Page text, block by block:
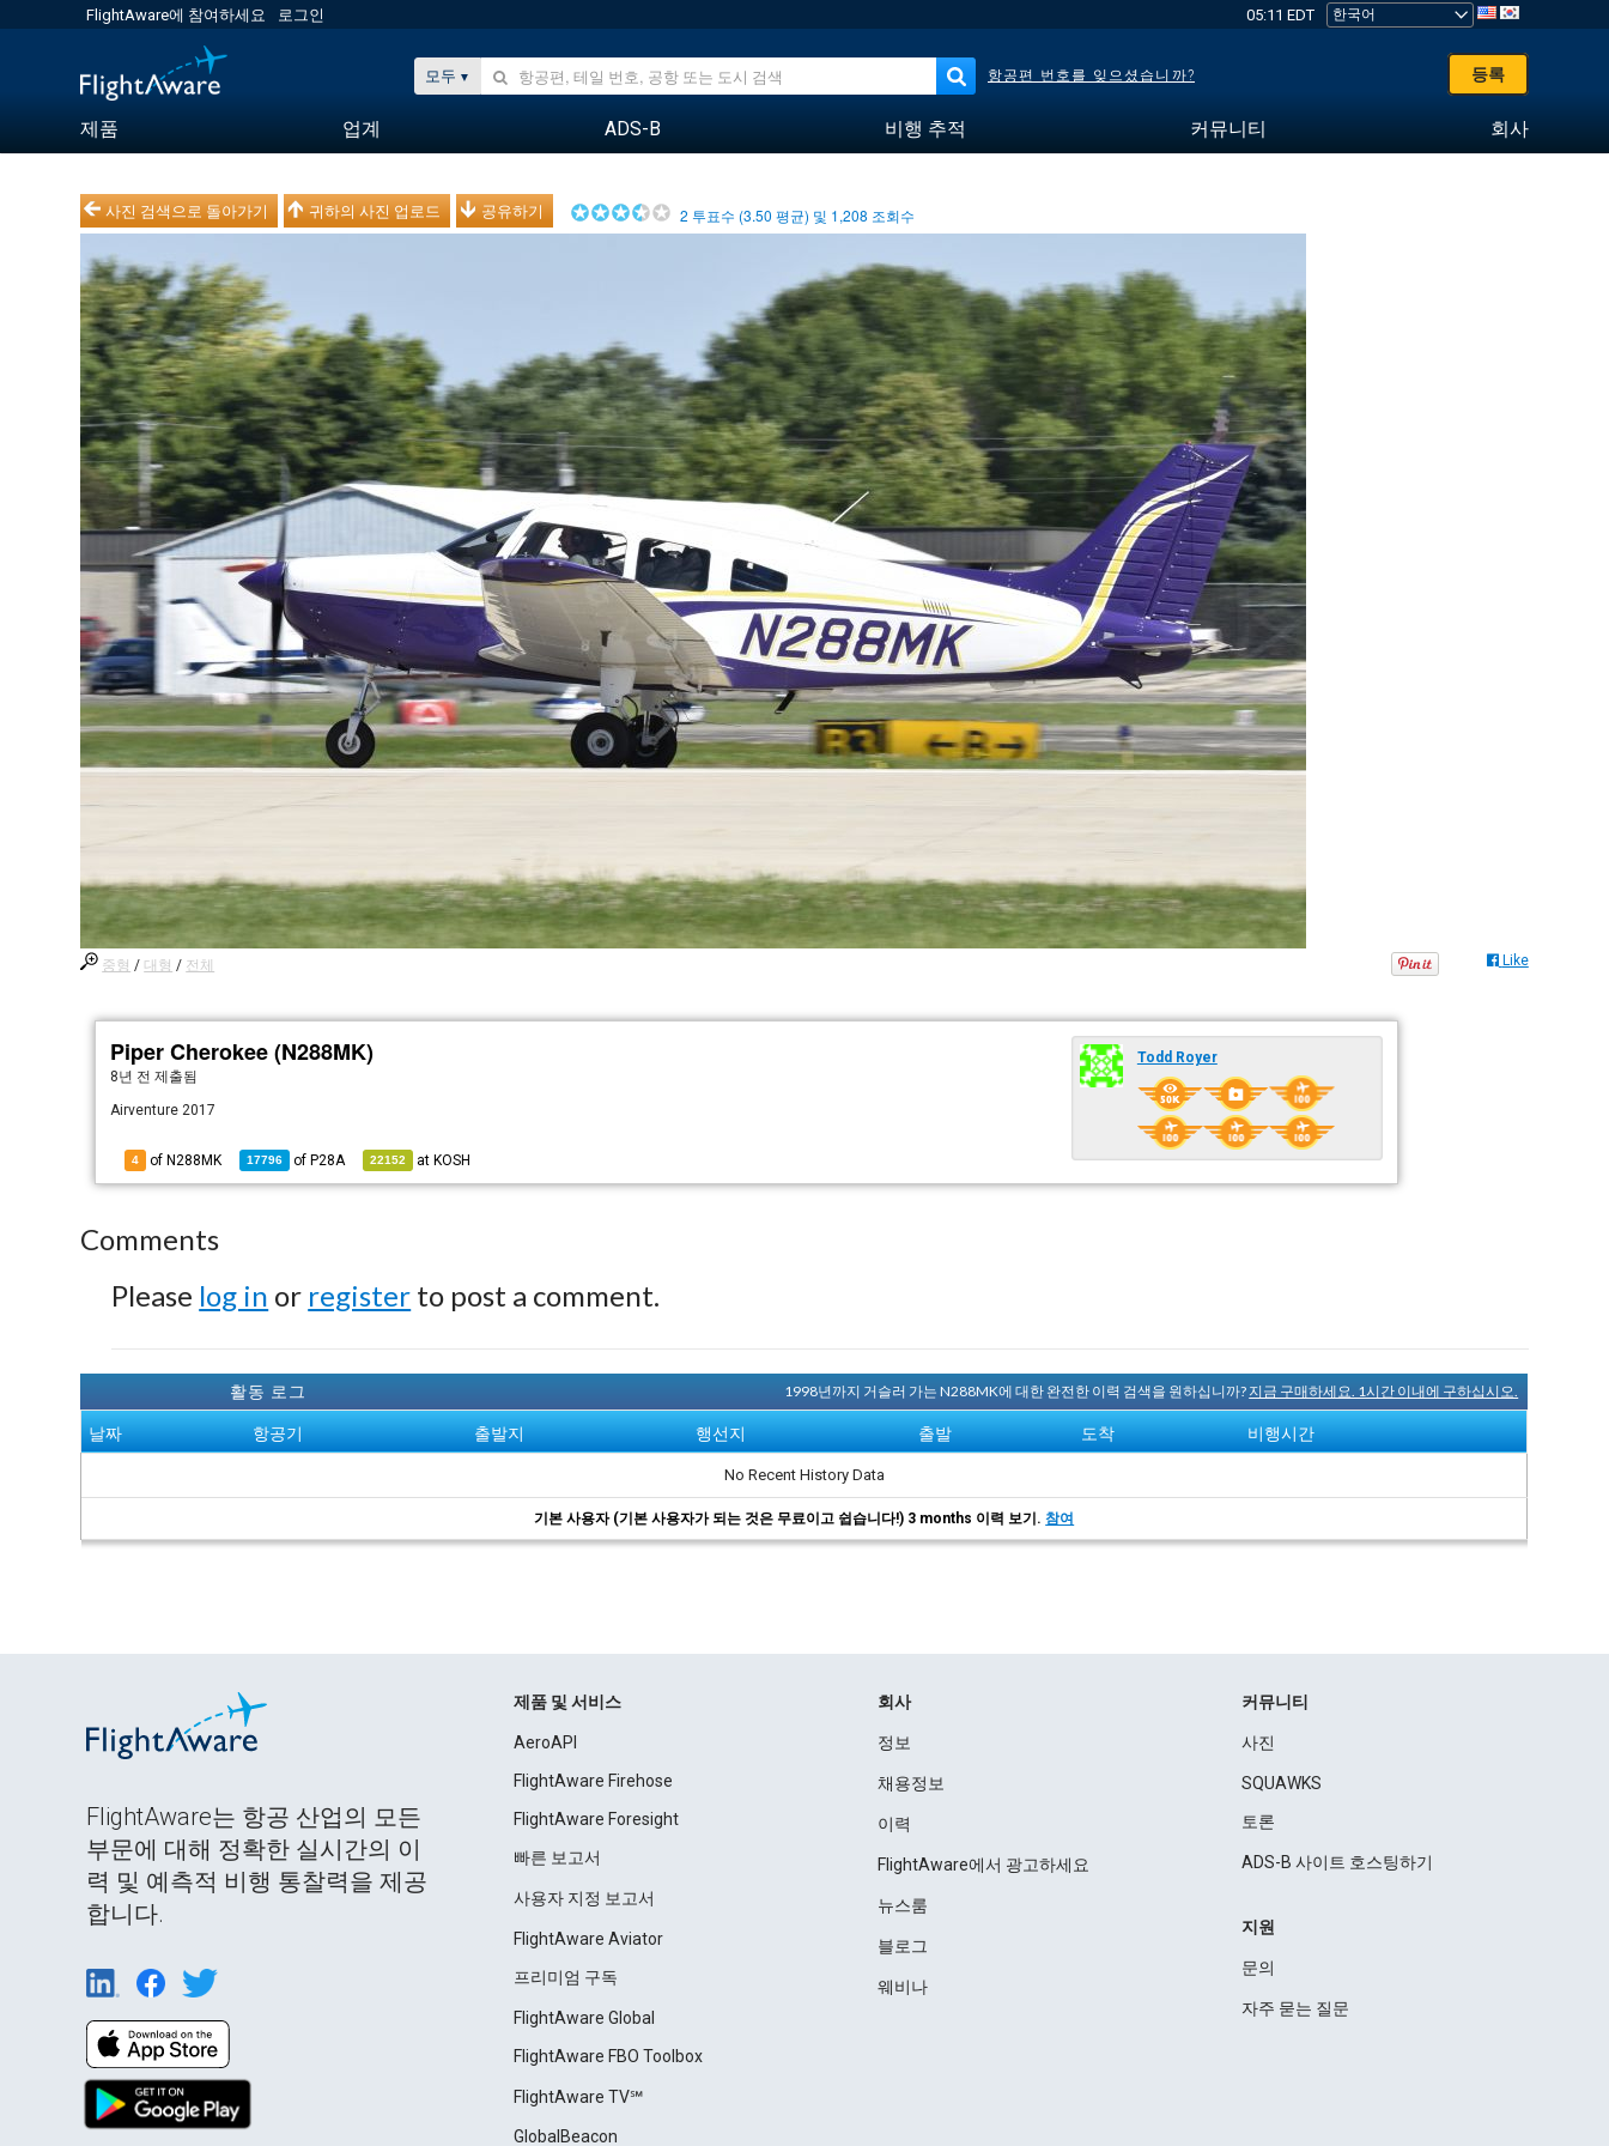
FlightAware에 참여하세요 로그인 05:11 EDT
모두 항공편 번호를 잊으셨습니까? 등록
제품 업계 ADS-B 비행 추적 커뮤니티 회사
사진 검색으로 돌아가기 귀하의 사진 업로드 공유하기 2 투표수 (3.50 평균) 및 1,208 조회수
중형 / 대형 / 전체 Like
Piper Cherokee (N288MK)
8년 전 제출됨
Airventure 2017
4 of N288MK 17796 of P28A 22152 at KOSH
Todd Royer
Comments
Please log in or register to post a comment.
활동 로그 1998년까지 거슬러 가는 N288MK에 대한 완전한 이력 검색을 원하십니까? 지금 구매하세요. 1시간 이내에 구하십시오.
날짜 항공기 출발지 행선지 출발 도착 비행시간
No Recent History Data
기본 사용자 (기본 사용자가 되는 것은 무료이고 쉽습니다!) 3 months 이력 보기.참여
FlightAware는 항공 산업의 모든
부문에 대해 정확한 실시간의 이
력 및 예측적 비행 통찰력을 제공
합니다.
제품 및 서비스
AeroAPI
FlightAware Firehose
FlightAware Foresight
빠른 보고서
사용자 지정 보고서
FlightAware Aviator
프리미엄 구독
FlightAware Global
FlightAware FBO Toolbox
FlightAware TV℠
GlobalBeacon
회사
정보
채용정보
이력
FlightAware에서 광고하세요
뉴스룸
블로그
웨비나
커뮤니티
사진
SQUAWKS
토론
ADS-B 사이트 호스팅하기
지원
문의
자주 묻는 질문